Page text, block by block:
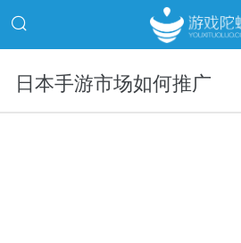
日本手游市场如何推广